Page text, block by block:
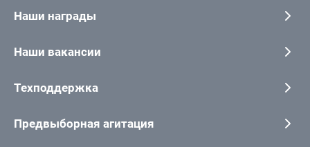
Наши награды
Наши вакансии
Техподдержка
Предвыборная агитация